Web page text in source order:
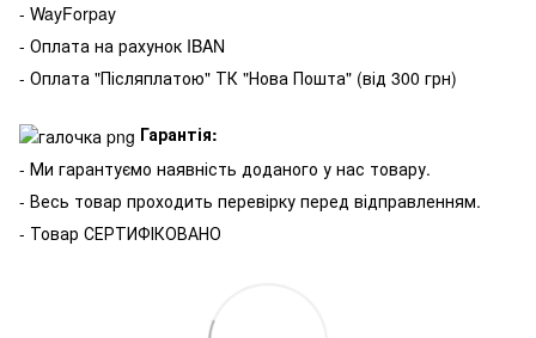
- WayForpay
- Оплата на рахунок IBAN
- Оплата "Післяплатою" ТК "Нова Пошта" (від 300 грн)
Гарантія:
- Ми гарантуємо наявність доданого у нас товару.
- Весь товар проходить перевірку перед відправленням.
- Товар СЕРТИФІКОВАНО